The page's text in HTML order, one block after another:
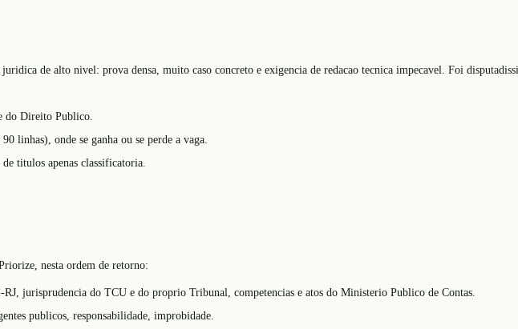
de alto nivel: prova densa, muito caso concreto e exigencia de redacao tecnica impecavel. Foi
do Direito Publico.
linhas), onde se ganha ou se perde a vaga.
titulos apenas classificatoria.
nesta ordem de retorno:
jurisprudencia do TCU e do proprio Tribunal, competencias e atos do Ministerio Publico de Contas.
publicos, responsabilidade, improbidade.